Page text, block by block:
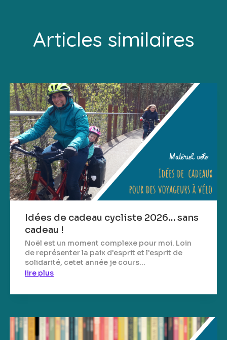
Articles similaires
Idées de cadeau cycliste 2026… sans
cadeau !
Noël est un moment complexe pour moi. Loin
de représenter la paix d'esprit et l'esprit de
solidarité, cetet année je cours...
lire plus